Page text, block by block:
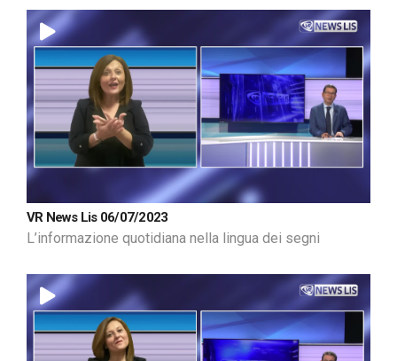
VR News Lis 06/07/2023
L’informazione quotidiana nella lingua dei segni